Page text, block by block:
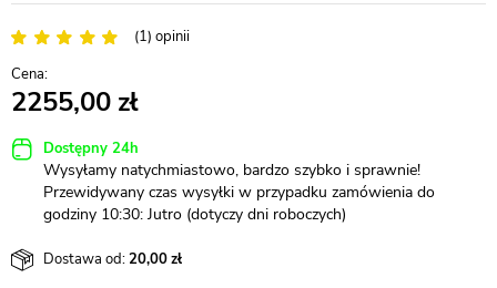
(1) opinii
2255,00
Dostępny 24h
Wysyłamy natychmiastowo, bardzo szybko i sprawnie!
Przewidywany czas wysyłki w przypadku zamówienia do
godziny 10:30: Jutro (dotyczy dni roboczych)
Dostawa od:20,00